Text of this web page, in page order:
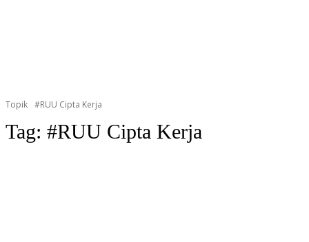
Topik #RUU Cipta Kerja
Tag: #RUU Cipta Kerja